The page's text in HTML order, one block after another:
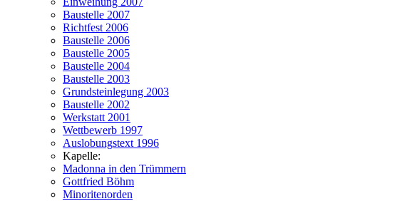
Baustelle 2007
Richtfest 2006
Baustelle 2006
Baustelle 2005
Baustelle 2004
Baustelle 2003
Grundsteinlegung 2003
Baustelle 2002
Werkstatt 2001
Wettbewerb 1997
Auslobungstext 1996
Kapelle:
Madonna in den Trümmern
Gottfried Böhm
Minoritenorden